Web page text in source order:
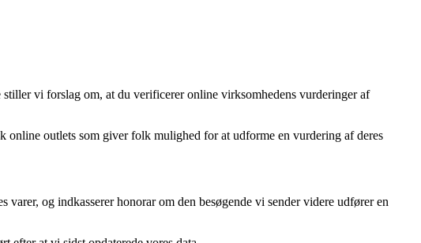
vi forslag om, at du verificerer online virksomhedens vurderinger af
outlets som giver folk mulighed for at udforme en vurdering af deres
og indkasserer honorar om den besøgende vi sender videre udfører en